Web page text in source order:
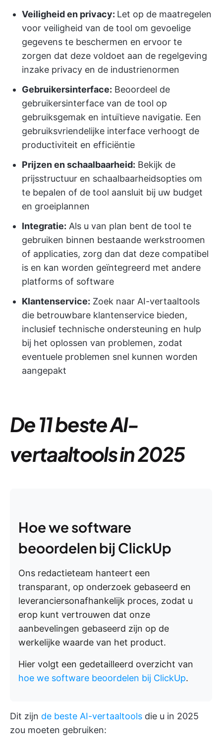
Veiligheid en privacy: Let op de maatregelen
voor veiligheid van de tool om gevoelige
gegevens te beschermen en ervoor te
zorgen dat deze voldoet aan de regelgeving
inzake privacy en de industrienormen
Gebruikersinterface: Beoordeel de
gebruikersinterface van de tool op
gebruiksgemak en intuïtieve navigatie. Een
gebruiksvriendelijke interface verhoogt de
productiviteit en efficiëntie
Prijzen en schaalbaarheid: Bekijk de
prijsstructuur en schaalbaarheidsopties om
te bepalen of de tool aansluit bij uw budget
en groeiplannen
Integratie: Als u van plan bent de tool te
gebruiken binnen bestaande werkstroomen
of applicaties, zorg dan dat deze compatibel
is en kan worden geïntegreerd met andere
platforms of software
Klantenservice: Zoek naar AI-vertaaltools
die betrouwbare klantenservice bieden,
inclusief technische ondersteuning en hulp
bij het oplossen van problemen, zodat
eventuele problemen snel kunnen worden
aangepakt
De 11 beste AI-
vertaaltools in 2025
Hoe we software
beoordelen bij ClickUp
Ons redactieteam hanteert een
transparant, op onderzoek gebaseerd en
leveranciersonafhankelijk proces, zodat u
erop kunt vertrouwen dat onze
aanbevelingen gebaseerd zijn op de
werkelijke waarde van het product.
Hier volgt een gedetailleerd overzicht van
hoe we software beoordelen bij ClickUp.
Dit zijn de beste AI-vertaaltools die u in 2025
zou moeten gebruiken: